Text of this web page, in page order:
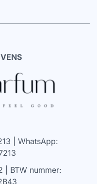
| WhatsApp:
| BTW nummer: